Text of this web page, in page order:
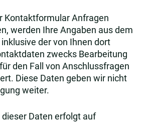
Kontaktformular Anfragen
werden Ihre Angaben aus dem
der von Ihnen dort
zwecks Bearbeitung
den Fall von Anschlussfragen
Diese Daten geben wir nicht
weiter.
dieser Daten erfolgt auf